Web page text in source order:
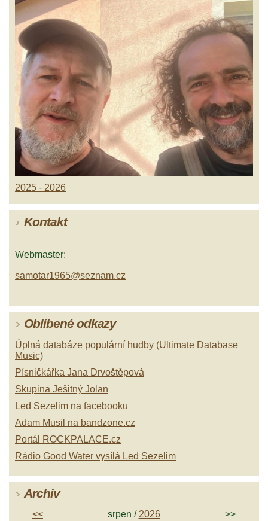
2025 - 2026
Kontakt
Webmaster:
samotar1965@seznam.cz
Oblíbené odkazy
Úplná databáze populární hudby (Ultimate Database
Music)
Písničkářka Jana Drvoštěpová
Skupina Ješitný Jolan
Led Sezelim na facebooku
Adam Musil na bandzone.cz
Portál ROCKPALACE.cz
Rádio Good Water vysílá Led Sezelim
Archiv
<< srpen / 2026 >>